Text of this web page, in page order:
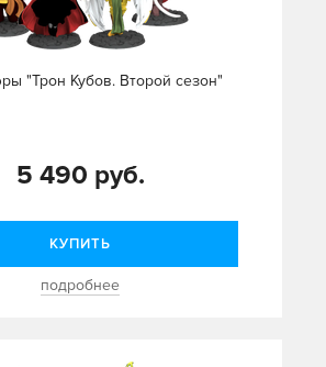
"Трон Кубов. Второй сезон"
5 490 руб.
КУПИТЬ
подробнее